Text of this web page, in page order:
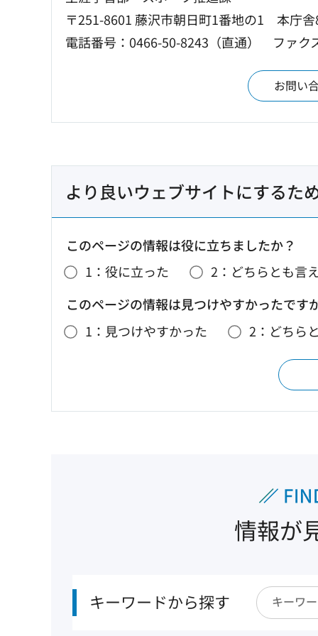
〒251-8601 藤沢市朝日町1番地の1 本庁
電話番号：0466-50-8243（直通）
ファク
お問い
より良いウェブサイトにするた
このページの情報は役に立ちましたか？
1：役に立った
2：どちらとも言
このページの情報は見つけやすかったです
1：見つけやすかった
2：どちら
情報が
キーワードから探す